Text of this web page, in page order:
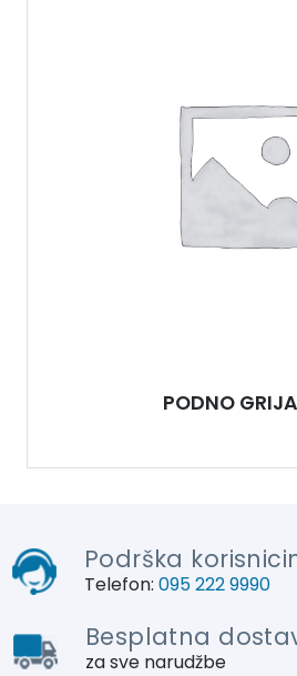
PODNO
Podrška
Telefon: 095 222 9990
Besplatna
za sve narudžbe